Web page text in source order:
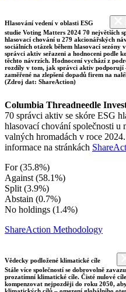
Hlasování vedení v oblasti ESG
studie Voting Matters 2024 70 největších
hlasovací chování u 279 akcionářských
sociálních otázek během hlasovací
správci aktiv seřazeni a hodnoceni podle
těchto návrzích. Hodnocení vychází z
rozdíly v tom, jak správci aktiv
zaměřené na zlepšení dopadů firem na
(Zdroj dat: ShareAction)
Columbia Threadneedle
70 správci aktiv se skóre ESG
hlasovací chování společnosti u
valných hromadách v roce
informace na stránkách
For (35.8%)
Against (58.1%)
Split (3.9%)
Abstain (0.7%)
No holdings (1.4%)
ShareAction Methodology
Vědecky podložené klimatické cíle
Stále více společností se dobrovolně
prozatímní klimatické cíle. Čisté nulové
kompenzovat nejpozději do roku 2050,